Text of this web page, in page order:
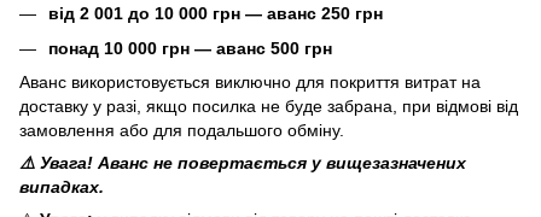
від 2 001 до 10 000 грн — аванс 250 грн
понад 10 000 грн — аванс 500 грн
Аванс використовується виключно для покриття витрат на
доставку у разі, якщо посилка не буде забрана, при відмові від
замовлення або для подальшого обміну.
⚠️ Увага! Аванс не повертається у вищезазначених
випадках.